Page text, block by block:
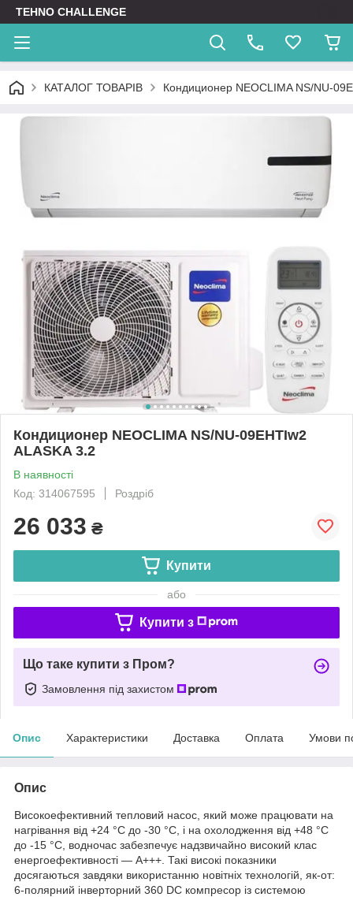
TEHNO CHALLENGE
КАТАЛОГ ТОВАРІВ Кондиционер NEOCLIMA NS/NU-
Кондиционер NEOCLIMA NS/NU-09EHTIw2
ALASKA 3.2
В наявності
Код: 314067595
Роздріб
26 033 ₴
Купити
або
Купити з
Що таке купити з Пром?
Замовлення під захистом
Опис Характеристики Доставка Оплата Умови
Опис
Високоефективний тепловий насос, який може працювати на
нагрівання від +24 °C до -30 °C, і на охолодження від +48 °C
до -15 °C, водночас забезпечує надзвичайно високий клас
енергоефективності — A+++. Такі високі показники
досягаються завдяки використанню новітніх технологій, як-от:
6-полярний інверторний 360 DC компресор із системою